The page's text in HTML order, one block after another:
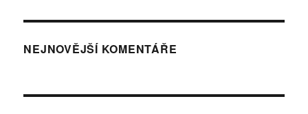
NEJNOVĚJŠÍ KOMENTÁŘE